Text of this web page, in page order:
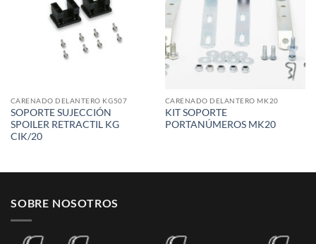
CARENADO DELANTERO KG507
SOPORTE SUJECCIÓN
SPOILER RETRACTIL KG
CIK/20
CARENADO DELANTERO MK20
KIT SOPORTE
PORTANÚMEROS MK20
SOBRE NOSOTROS